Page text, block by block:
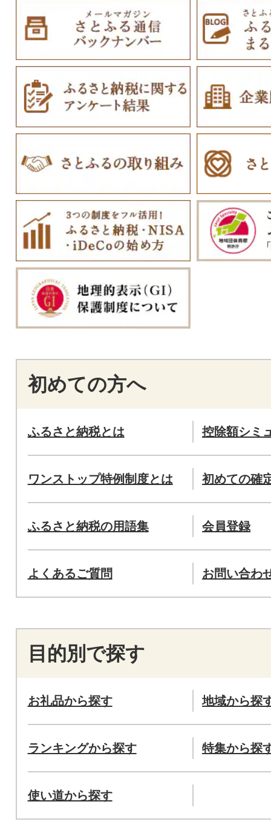
初めての方へ
ふるさと納税とは 控除額シミ
ワンストップ特例制度とは 初めての確
ふるさと納税の用語集 会員登録
よくあるご質問 お問い合わ
目的別で探す
お礼品から探す 地域から探
ランキングから探す 特集から探
使い道から探す